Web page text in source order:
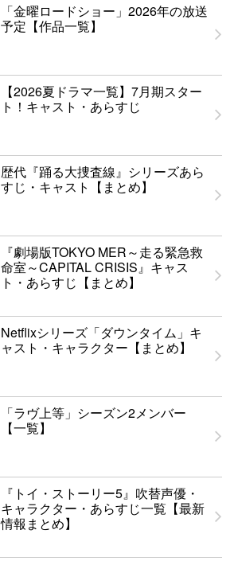
「金曜ロードショー」2026年の放送
予定【作品一覧】
【2026夏ドラマ一覧】7月期スター
ト！キャスト・あらすじ
歴代『踊る大捜査線』シリーズあら
すじ・キャスト【まとめ】
『劇場版TOKYO MER～走る緊急救
命室～CAPITAL CRISIS』キャス
ト・あらすじ【まとめ】
Netflixシリーズ「ダウンタイム」キ
ャスト・キャラクター【まとめ】
「ラヴ上等」シーズン2メンバー
【一覧】
『トイ・ストーリー5』吹替声優・
キャラクター・あらすじ一覧【最新
情報まとめ】